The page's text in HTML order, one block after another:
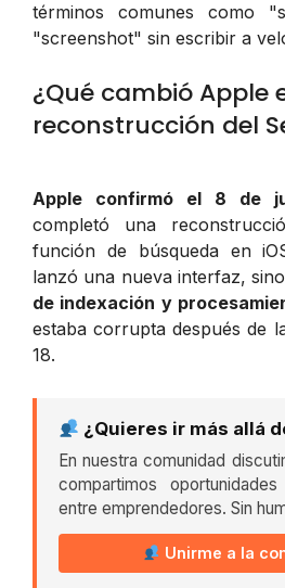
términos comunes como
"screenshot" sin escribir a
¿Qué cambió Apple
reconstrucción del
Apple confirmó el 8 de
completó una
función de búsqueda en
lanzó una nueva interfaz,
de indexación y
estaba corrupta después de
18.
¿Quieres ir más allá
En nuestra comunidad
compartimos
entre emprendedores. Sin
Unirme a la